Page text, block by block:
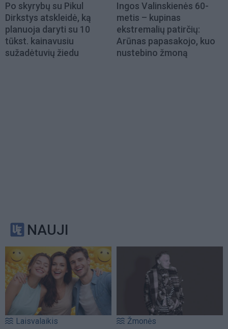
Po skyrybų su Pikul
Dirkstys atskleidė, ką
planuoja daryti su 10
tūkst. kainavusiu
sužadėtuvių žiedu
Ingos Valinskienės 60-
metis – kupinas
ekstremalių patirčių:
Arūnas papasakojo, kuo
nustebino žmoną
NAUJI
Laisvalaikis Žmonės